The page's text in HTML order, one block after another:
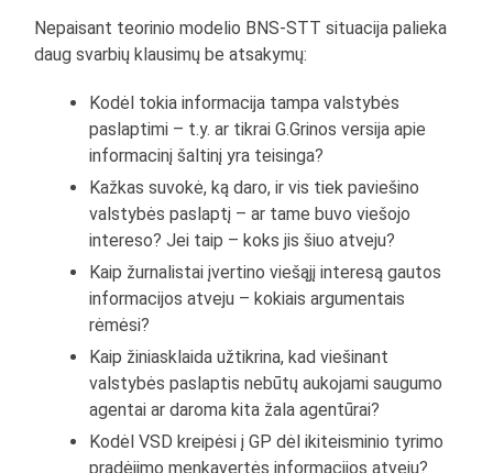
Nepaisant teorinio modelio BNS-STT situacija palieka
daug svarbių klausimų be atsakymų:
Kodėl tokia informacija tampa valstybės
paslaptimi – t.y. ar tikrai G.Grinos versija apie
informacinį šaltinį yra teisinga?
Kažkas suvokė, ką daro, ir vis tiek paviešino
valstybės paslaptį – ar tame buvo viešojo
intereso? Jei taip – koks jis šiuo atveju?
Kaip žurnalistai įvertino viešąjį interesą gautos
informacijos atveju – kokiais argumentais
rėmėsi?
Kaip žiniasklaida užtikrina, kad viešinant
valstybės paslaptis nebūtų aukojami saugumo
agentai ar daroma kita žala agentūrai?
Kodėl VSD kreipėsi į GP dėl ikiteisminio tyrimo
pradėjimo menkavertės informacijos atveju?